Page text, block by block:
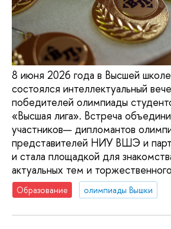
8 июня 2026 года в Высшей
состоялся интеллектуальный
победителей олимпиады
«Высшая лига». Встреча
участников— дипломантов
представителей НИУ ВШЭ и
и стала площадкой для
актуальных тем и
Образование олимпиады Вышки